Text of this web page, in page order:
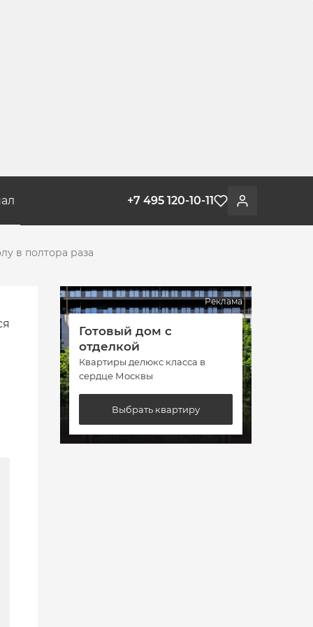
Войти
Избранное
+7 495 120-10-11
в полтора раза
Реклама
Готовый дом с
отделкой
Квартиры делюкс класса в
сердце Москвы
Выбрать квартиру